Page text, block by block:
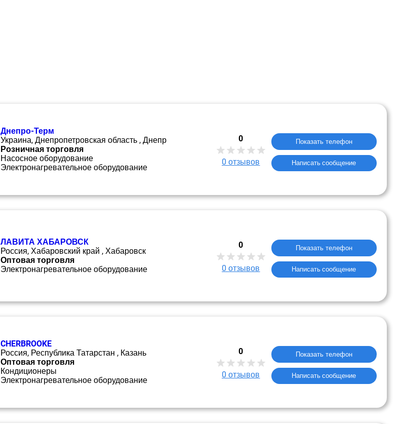
Днепро-Терм
Украина, Днепропетровская область , Днепр
Розничная торговля
Насосное оборудование
Электронагревательное оборудование
0
0 отзывов
Показать телефон
Написать сообщение
ЛАВИТА ХАБАРОВСК
Россия, Хабаровский край , Хабаровск
Оптовая торговля
Электронагревательное оборудование
0
0 отзывов
Показать телефон
Написать сообщение
CHERBROOKE
Россия, Республика Татарстан , Казань
Оптовая торговля
Кондиционеры
Электронагревательное оборудование
0
0 отзывов
Показать телефон
Написать сообщение